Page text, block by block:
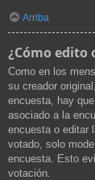
Arriba
¿Cómo edito
Como en los
su creador
encuesta, hay
asociado a la
encuesta o editar
votado, solo
encuesta. Esto
votación.